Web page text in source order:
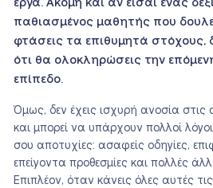
έργα. Ακόμη και αν είσαι ένας
παθιασμένος μαθητής που
φτάσεις τα επιθυμητά στόχους,
ότι θα ολοκληρώσεις την
επίπεδο.
Όμως, δεν έχεις ισχυρή ανοσία στις
και μπορεί να υπάρχουν πολλοί
σου αποτυχίες: ασαφείς οδηγίες,
επείγοντα προθεσμίες και πολλές
Επιπλέον, όταν κάνεις όλες αυτές